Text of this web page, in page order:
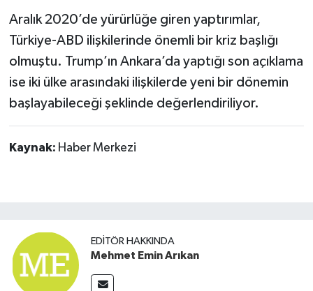
Aralık 2020’de yürürlüğe giren yaptırımlar,
Türkiye-ABD ilişkilerinde önemli bir kriz başlığı
olmuştu. Trump’ın Ankara’da yaptığı son açıklama
ise iki ülke arasındaki ilişkilerde yeni bir dönemin
başlayabileceği şeklinde değerlendiriliyor.
Kaynak: Haber Merkezi
EDITÖR HAKKINDA
Mehmet Emin Arıkan